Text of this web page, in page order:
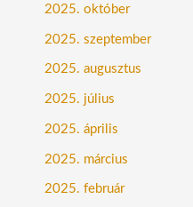
2025. október
2025. szeptember
2025. augusztus
2025. július
2025. április
2025. március
2025. február